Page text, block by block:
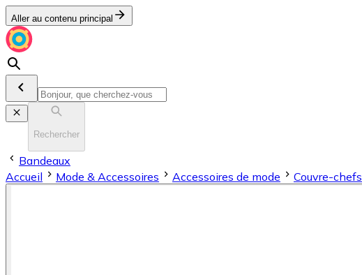
Aller au contenu principal
Rechercher
Bandeaux
Accueil
Mode & Accessoires Accessoires de mode Couvre-chefs